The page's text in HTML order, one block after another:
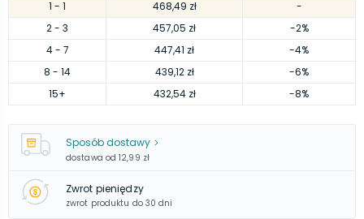
1 - 1 468,49 zł
-
2- 3 457,05 zł
-2%
4- 7 447,41 zł
-4%
8 - 14 439,12 zł
-6%
15+ 432,54 zł -8%
Sposób dostawy
dostawa od 12,99 zł
Zwrot pieniędzy
zwrot produktu do 30 dni